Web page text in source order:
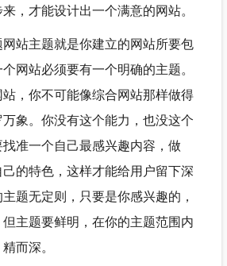
，才能设计出一个满意的网站。
站主题就是你建立的网站所要包
网站必须要有一个明确的主题。
，你不可能像综合网站那样做得
象。你没有这个能力，也没这个
准一个自己最感兴趣内容，做
的特色，这样才能给用户留下深
题无定则，只要是你感兴趣的，
主题要鲜明，在你的主题范围内
而深。